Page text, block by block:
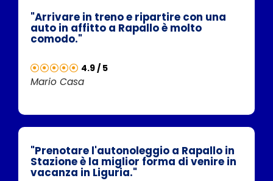
"Arrivare in treno e ripartire con una
auto in affitto a Rapallo è molto
comodo."
4.9 / 5
Mario Casa
"Prenotare l'autonoleggio a Rapallo in
Stazione è la miglior forma di venire in
vacanza in Liguria."